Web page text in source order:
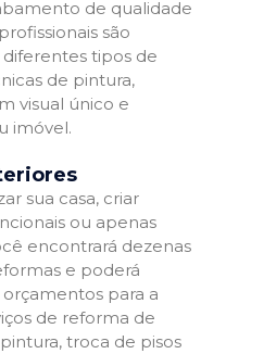
de qualidade
são
tipos de
de pintura,
visual único e
imóvel.
sua casa, criar
ou apenas
encontrará dezenas
e poderá
para a
de reforma de
troca de pisos